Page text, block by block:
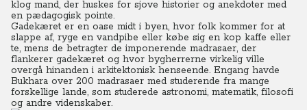
klog mand, der huskes for sjove historier og anekdoter med
en pædagogisk pointe.
Gadekæret er en oase midt i byen, hvor folk kommer for at
slappe af, ryge en vandpibe eller købe sig en kop kaffe eller
te, mens de betragter de imponerende madrasaer, der
flankerer gadekæret og hvor bygherrerne virkelig ville
overgå hinanden i arkitektonisk henseende. Engang havde
Bukhara over 200 madrasaer med studerende fra mange
forskellige lande, som studerede astronomi, matematik, filosofi
og andre videnskaber.